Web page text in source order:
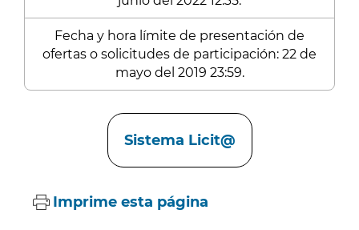
Fecha y hora límite de presentación de
ofertas o solicitudes de participación: 22 de
mayo del 2019 23:59.
Sistema Licit@
Imprime esta página